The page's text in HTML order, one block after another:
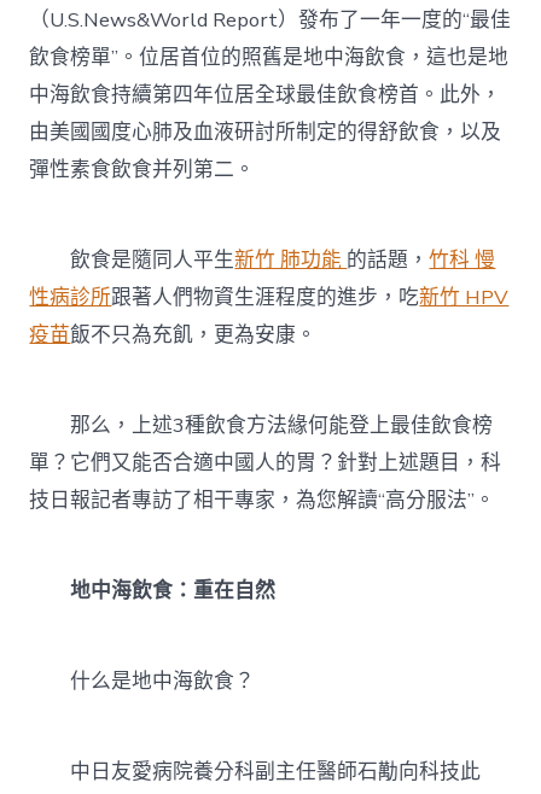
診
所
體
檢
2;
排
服
法
雖
歧
定
合
適
你〉
（U.S.News&World Report）發布了一年一度的“最佳
飲食榜單”。位居首位的照舊是地中海飲食，這也是地
中海飲食持續第四年位居全球最佳飲食榜首。此外，
由美國國度心肺及血液研討所制定的得舒飲食，以及
彈性素食飲食并列第二。
飲食是隨同人平生新竹 肺功能 的話題，竹科 慢
性病診所跟著人們物資生涯程度的進步，吃新竹 HPV
疫苗飯不只為充飢，更為安康。
那么，上述3種飲食方法緣何能登上最佳飲食榜
單？它們又能否合適中國人的胃？針對上述題目，科
技日報記者專訪了相干專家，為您解讀“高分服法”。
地中海飲食：重在自然
什么是地中海飲食？
中日友愛病院養分科副主任醫師石勱向科技此